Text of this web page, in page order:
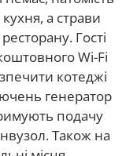
а страви
Гості
Wi-Fi
котеджі
генератор
подачу
Також на